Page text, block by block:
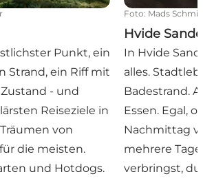
Punkt, ein
Strand, ein Riff mit
- und
Reiseziele in
von
die meisten.
und Hotdogs.
Foto: Mads
Hvide Sande
In Hvide
alles.
Badestrand.
Essen. Egal,
Nachmittag
mehrere
verbringst,